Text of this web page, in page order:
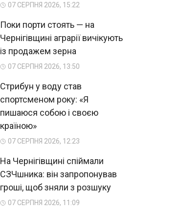
07 СЕРПНЯ 2026, 15:22
Поки порти стоять — на
Чернігівщині аграрії вичікують
із продажем зерна
07 СЕРПНЯ 2026, 13:50
Стрибун у воду став
спортсменом року: «Я
пишаюся собою і своєю
країною»
07 СЕРПНЯ 2026, 12:23
На Чернігівщині спіймали
СЗЧшника: він запропонував
гроші, щоб зняли з розшуку
07 СЕРПНЯ 2026, 11:09